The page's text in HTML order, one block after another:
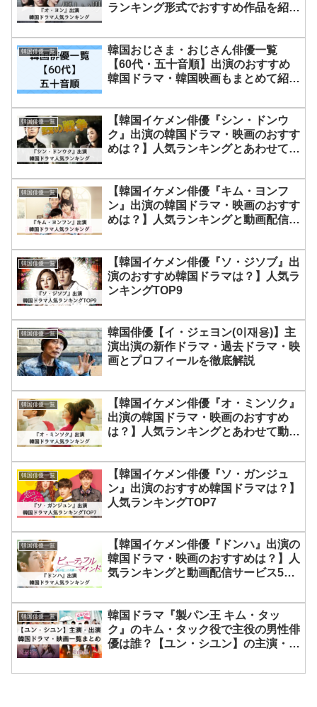
ランキング形式でおすすめ作品を紹
韓国俳優一覧
韓国おじさま・おじさん俳優一覧
【60代・五十音順】出演のおすすめ
韓国ドラマ・韓国映画もまとめて紹
韓国俳優一覧
【韓国イケメン俳優『シン・ドンウ
ク』出演の韓国ドラマ・映画のおすす
めは？】人気ランキングとあわせて動
紹介！
韓国俳優一覧
【韓国イケメン俳優『キム・ヨンフ
ン』出演の韓国ドラマ・映画のおすす
めは？】人気ランキングと動画配信サ
紹介！
韓国俳優一覧
【韓国イケメン俳優『ソ・ジソブ』出
演のおすすめ韓国ドラマは？】人気ラ
ンキングTOP9
韓国俳優一覧
韓国俳優【イ・ジェヨン(이재용)】主
演出演の新作ドラマ・過去ドラマ・映
画とプロフィールを徹底解説
韓国俳優一覧
【韓国イケメン俳優『オ・ミンソク』
出演の韓国ドラマ・映画のおすすめ
は？】人気ランキングとあわせて動画
介！
韓国俳優一覧
【韓国イケメン俳優『ソ・ガンジュ
ン』出演のおすすめ韓国ドラマは？】
人気ランキングTOP7
韓国俳優一覧
【韓国イケメン俳優『ドンハ』出演の
韓国ドラマ・映画のおすすめは？】人
気ランキングと動画配信サービス5社
韓国俳優一覧
韓国ドラマ『製パン王 キム・タッ
ク』のキム・タック役で主役の男性俳
優は誰？【ユン・シユン】の主演・出